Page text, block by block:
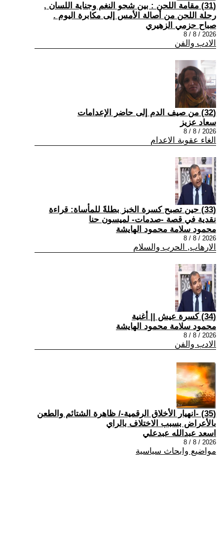
(31) مقامة اللحن : بين شجو النغم وجناية اللسان ,
رحلة اللحن من أصالة الأمس إلى مكابرة اليوم .
صباح حزمي الزهيري
2026 / 8 / 8
الادب والفن
(32) من صيف الدم إلى حاضر الإعدامات
سعاد عزيز
2026 / 8 / 8
الغاء عقوبة الاعدام
(33) حين تصبح كسرة الخبز بطلةً للمأساة: قراءة
نقدية في قصة -صدمات- لميسون حنا
محمود سلامة محمود الهايشة
2026 / 8 / 8
الارهاب, الحرب والسلام
(34) كسرة عيش || أغنية
محمود سلامة محمود الهايشة
2026 / 8 / 8
الادب والفن
(35) -انهيار الأخلاق الرقمية-/ ظاهرة الشتائم والطعن
بالأعراض بسبب الاختلاف بالراي
اسعد عبدالله عبدعلي
2026 / 8 / 8
مواضيع وابحاث سياسية